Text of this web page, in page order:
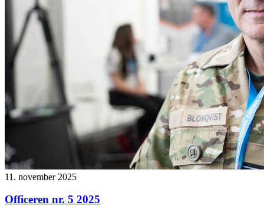
11. november 2025
Officeren nr. 5 2025